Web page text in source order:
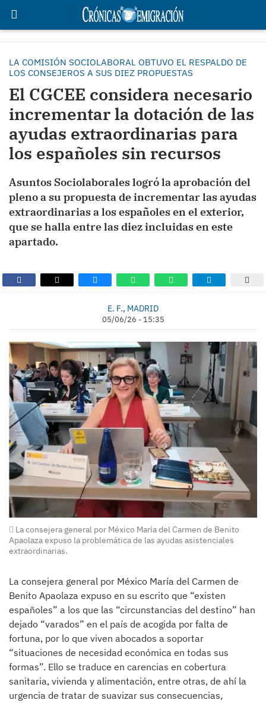
LA COMISIÓN SOCIOLABORAL OBTUVO EL RESPALDO DE
LOS CONSEJEROS A SUS DIEZ PROPUESTAS
El CGCEE considera necesario
incrementar la dotación de las
ayudas extraordinarias para
los españoles sin recursos
Asuntos Sociolaborales logró la aprobación del
pleno a su propuesta de incrementar las ayudas
extraordinarias a los españoles en el exterior,
que se halla entre las diez incluidas en este
apartado.
E. F., MADRID
05/06/26 - 15:35
La consejera general por México María del Carmen de Benito
Apaolaza expuso la problemática de las ayudas asistenciales
extraordinarias.
La consejera general por México María del Carmen de
Benito Apaolaza expuso en su escrito que “existen
españoles” a los que las “circunstancias del destino” han
dejado “varados” en el país de acogida por falta de
fortuna, por lo que viven abocados a soportar
“situaciones de necesidad económica en todas sus
formas”. Ello se traduce en carencias en cobertura
sanitaria, vivienda y alimentación, entre otras, de ahí la
urgencia de tratar de suavizar sus consecuencias,